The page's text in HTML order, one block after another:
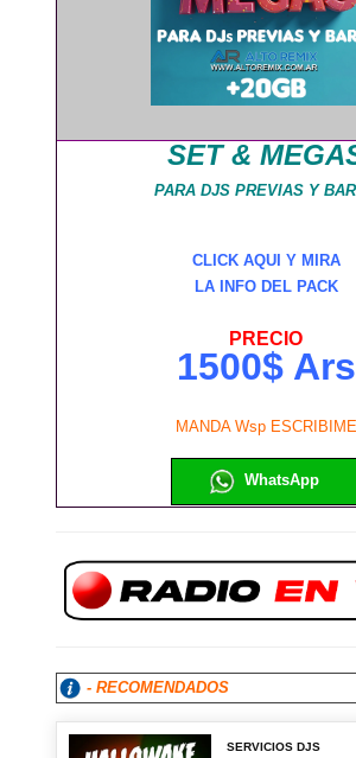
SET &
PARA DJS PREVIAS Y
CLICK AQUI Y MIRA
LA INFO DEL PACK
PRECIO
1500$ Ars
MANDA Wsp ESCRIBIME
WhatsApp
- RECOMENDADOS
SERVICIOS DJS